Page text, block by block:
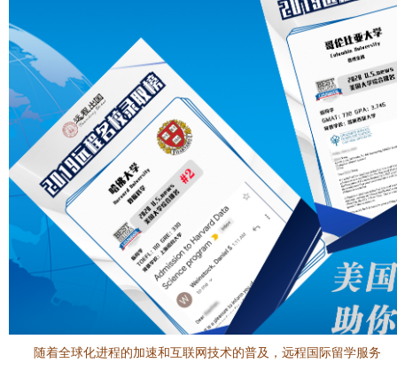
随着全球化进程的加速和互联网技术的普及，远程国际留学服务